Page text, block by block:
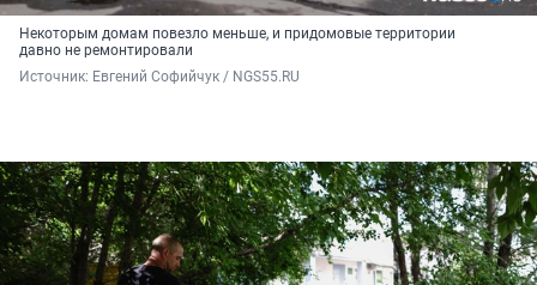
Некоторым домам повезло меньше, и придомовые территории
давно не ремонтировали
Источник: Евгений Софийчук / NGS55.RU